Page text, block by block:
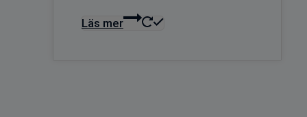
Läs mer